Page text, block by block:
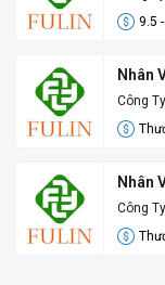
9.5
Nhân
Công
Nhân
Công